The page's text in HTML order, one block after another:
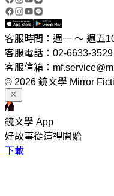
客服時間：週一 ～ 週五
客服電話：02-6633-3529
客服信箱：
© 2026 鏡文學 Mirror
鏡文學 App
好故事從這裡開始
下載